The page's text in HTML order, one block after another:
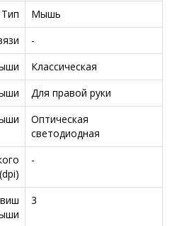
Тип
Мышь
-
Классическая
Для правой руки
Оптическая
светодиодная
-
3